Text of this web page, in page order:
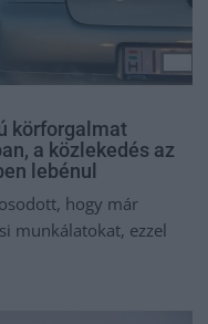
körforgalmat
a közlekedés az
lebénul
hogy már
munkálatokat, ezzel